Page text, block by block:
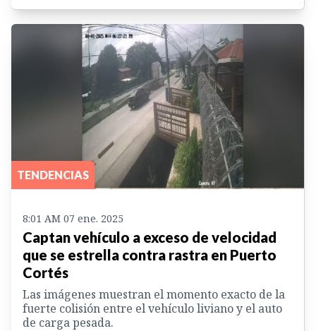
TENDENCIAS
8:01 AM 07 ene. 2025
Captan vehículo a exceso de velocidad
que se estrella contra rastra en Puerto
Cortés
Las imágenes muestran el momento exacto de la
fuerte colisión entre el vehículo liviano y el auto
de carga pesada.